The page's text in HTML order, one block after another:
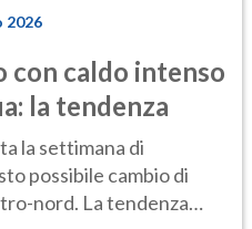
2026
con caldo intenso
la tendenza
la settimana di
possibile cambio di
nord. La tendenza